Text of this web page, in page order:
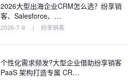
2026大型出海企业CRM怎么选？纷享销
客、Salesforce、…
2026-7-9 | 纷享销客
个性化需求频发?大型企业借助纷享销客
PaaS 架构打造专属 CR…